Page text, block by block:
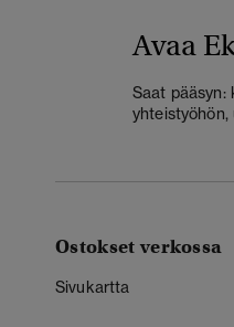
Avaa
Saat pääsyn:
yhteistyöhön,
Ostokset verkossa
Sivukartta